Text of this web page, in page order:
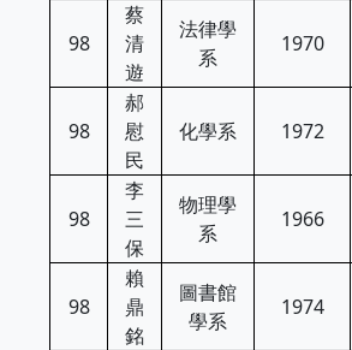
98
蔡
清
遊
法律學
系
1970
98
郝
慰
民
化學系 1972
98
李
三
保
物理學
系
1966
98
賴
鼎
銘
圖書館
學系
1974